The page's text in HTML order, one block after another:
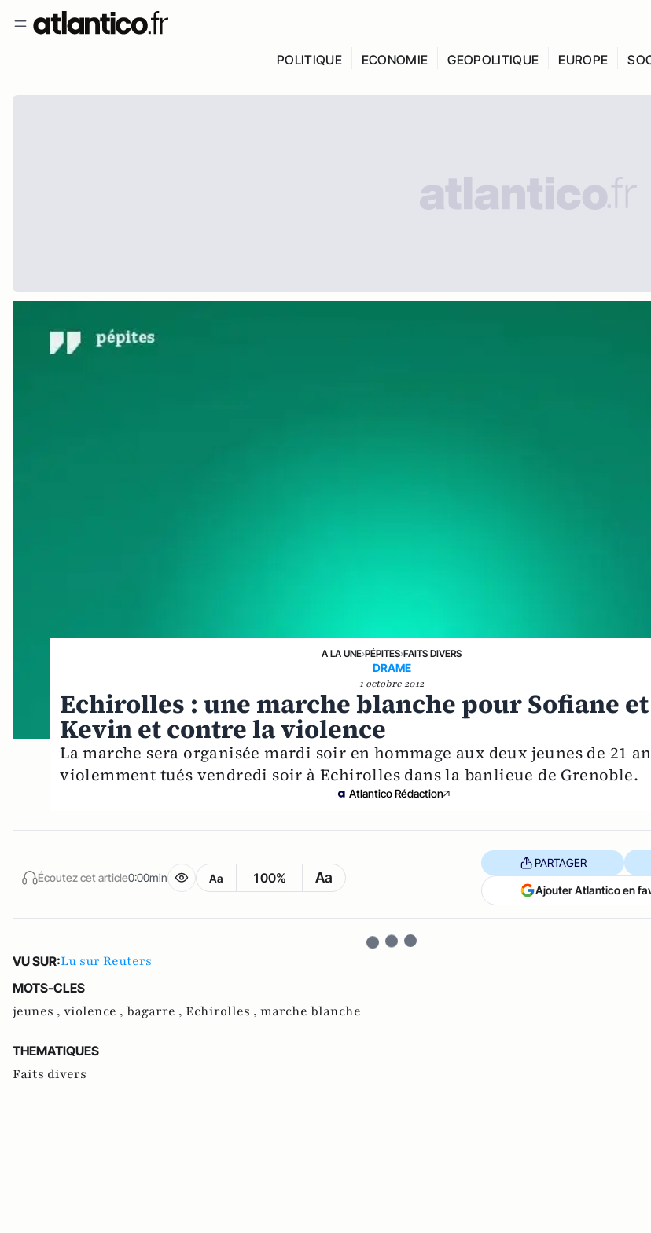
POLITIQUE ECONOMIE GEOPOLITIQUE EUROPE
A LA UNE›PÉPITES›FAITS DIVERS
DRAME
1 octobre 2012
Echirolles : une marche blanche pour Sofiane et
Kevin et contre la violence
La marche sera organisée mardi soir en hommage aux deux jeunes de 21
violemment tués vendredi soir à Echirolles dans la banlieue de Grenoble.
Atlantico Rédaction
Écoutez cet article0:00min Aa 100% Aa
PARTAGER
Ajouter Atlantico en
VU SUR:Lu sur Reuters
MOTS-CLES
jeunes , violence , bagarre , Echirolles , marche blanche
THEMATIQUES
Faits divers